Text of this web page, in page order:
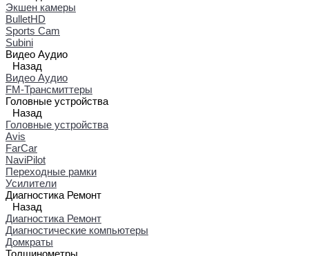
Экшен камеры
BulletHD
Sports Cam
Subini
Видео Аудио
Назад
Видео Аудио
FM-Трансмиттеры
Головные устройства
Назад
Головные устройства
Avis
FarCar
NaviPilot
Переходные рамки
Усилители
Диагностика Ремонт
Назад
Диагностика Ремонт
Диагностические компьютеры
Домкраты
Толщинометры